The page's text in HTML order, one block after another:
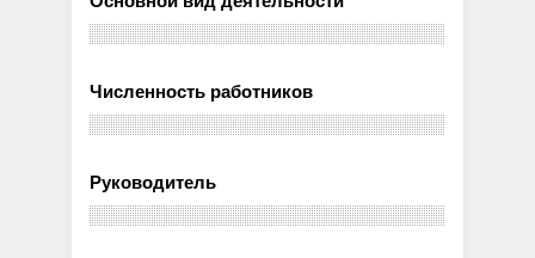
Численность работников
Руководитель